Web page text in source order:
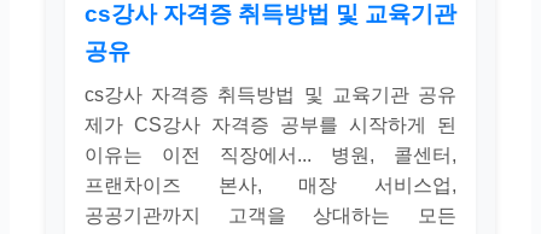
cs강사 자격증 취득방법 및 교육기관
공유
cs강사 자격증 취득방법 및 교육기관 공유
제가 CS강사 자격증 공부를 시작하게 된
이유는 이전 직장에서... 병원, 콜센터,
프랜차이즈 본사, 매장 서비스업,
공공기관까지 고객을 상대하는 모든